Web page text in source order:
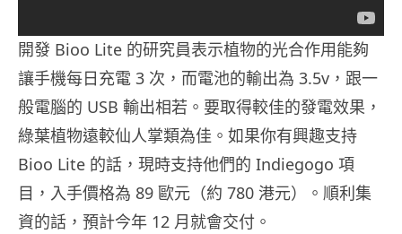
開發 Bioo Lite 的研究員表示植物的光合作用能夠
讓手機每日充電 3 次，而電池的輸出為 3.5v，跟一
般電腦的 USB 輸出相若。要取得較佳的發電效果，
綠葉植物遠較仙人掌類為佳。如果你有興趣支持
Bioo Lite 的話，現時支持他們的 Indiegogo 項
目，入手價格為 89 歐元（約 780 港元）。順利集
資的話，預計今年 12 月就會交付。